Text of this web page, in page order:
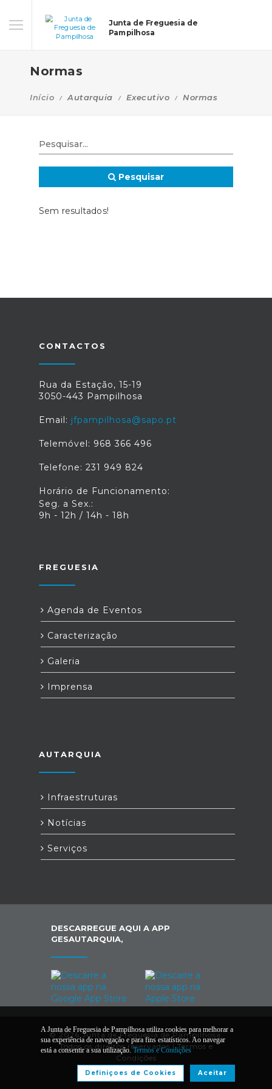
Junta de Freguesia de
Pampilhosa
Normas
Início Autarquia Executivo Normas
Pesquisar
Sem resultados!
CONTACTOS
Rua da Estação, 15-19
3050-443 Pampilhosa
Email: jfpampilhosa@sapo.pt
Telemóvel: 968 366 496
Telefone: 231 949 824
Horário de Funcionamento:
Seg. a Sex.:
9h - 12h / 14h - 18h
FREGUESIA
Agenda de Eventos
Caracterização
Galeria
Imprensa
AUTARQUIA
Infraestruturas
Notícias
Serviços
DESCARREGUE AQUI A APP
GESAUTARQUIA,
© 2026 Junta de Freguesia de Pampilhosa.
Todos os direitos reservados |Termos e
Condições
A Junta de Freguesia de Pampilhosa utiliza cookies para melhorar a
sua experiência de navegação e para fins estatísticos. Ao navegar
está a consentir a sua utilização.Termos e Condições
Aceitar
Definiçoes de Cookies